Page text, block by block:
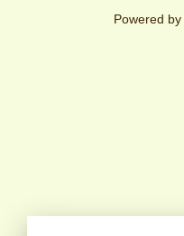
Powered by